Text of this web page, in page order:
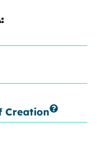
Creation